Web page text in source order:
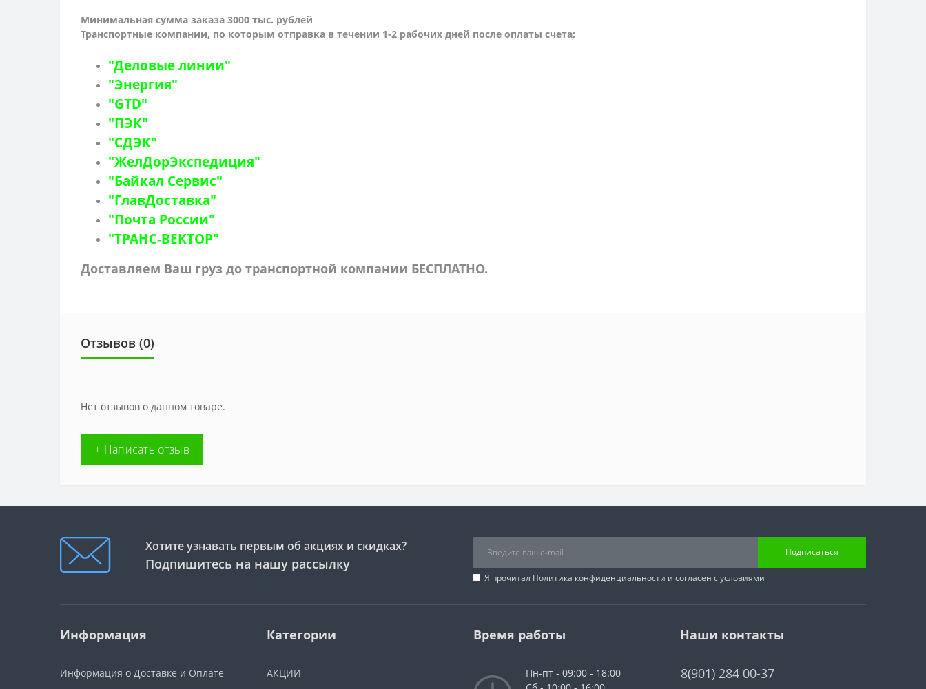
Минимальная сумма заказа 3000 тыс. рублей
Транспортные компании, по которым отправка в течении 1-2 рабочих дней после оплаты счета:
"Деловые линии"
"Энергия"
"GTD"
"ПЭК"
"СДЭК"
"ЖелДорЭкспедиция"
"Байкал Сервис"
"ГлавДоставка"
"Почта России"
"ТРАНС-ВЕКТОР"
Доставляем Ваш груз до транспортной компании БЕСПЛАТНО.
Отзывов (0)
Нет отзывов о данном товаре.
+ Написать отзыв
Хотите узнавать первым об акциях и скидках?
Подпишитесь на нашу рассылку
Подписаться
Я прочитал Политика конфиденциальности и согласен с условиями
Информация
Информация о Доставке и Оплате
Категории
АКЦИИ
Время работы
Пн-пт - 09:00 - 18:00
Наши контакты
8(901) 284 00-37